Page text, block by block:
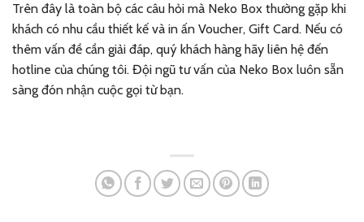
Trên đây là toàn bộ các câu hỏi mà Neko Box thường gặp khi
khách có nhu cầu thiết kế và in ấn Voucher, Gift Card. Nếu có
thêm vấn đề cần giải đáp, quý khách hàng hãy liên hệ đến
hotline của chúng tôi. Đội ngũ tư vấn của Neko Box luôn sẵn
sàng đón nhận cuộc gọi từ bạn.